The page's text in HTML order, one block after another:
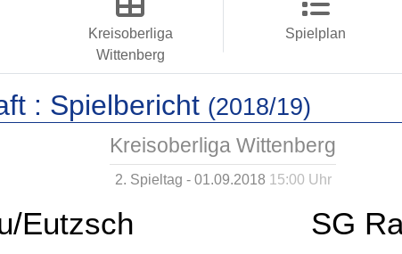
Kreisoberliga
Wittenberg
Spielplan
: Spielbericht (2018/19)
Kreisoberliga Wittenberg
2. Spieltag - 01.09.2018 15:00 Uhr
Eutzsch SG